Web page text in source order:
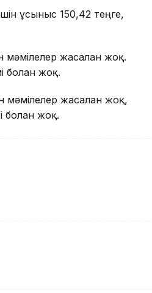
ұсыныс 150,42 теңге,
жасалған жоқ.
болған жоқ.
жасалған жоқ,
болған жоқ.